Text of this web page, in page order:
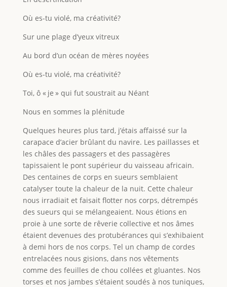
Où es-tu violé, ma créativité?
Sur une plage d’yeux vitreux
Au bord d’un océan de mères noyées
Où es-tu violé, ma créativité?
Toi, ô « je » qui fut soustrait au Néant
Nous en sommes la plénitude
Quelques heures plus tard, j’étais affaissé sur la
carapace d’acier brûlant du navire. Les paillasses et
les châles des passagers et des passagères
tapissaient le pont supérieur du vaisseau africain.
Des centaines de corps en sueurs semblaient
catalyser toute la chaleur de la nuit. Cette chaleur
nous irradiait et faisait flotter nos corps, détrempés
des sueurs qui se mélangeaient. Nous étions en
proie à une sorte de rêverie collective et nos âmes
étaient devenues des protubérances qui s’exhibaient
à demi hors de nos corps. Tel un champ de cordes
entrelacées nous gisions, dans nos vêtements
comme des feuilles de chou collées et gluantes. Nos
torses et nos jambes s’étaient soudés à nos tuniques,